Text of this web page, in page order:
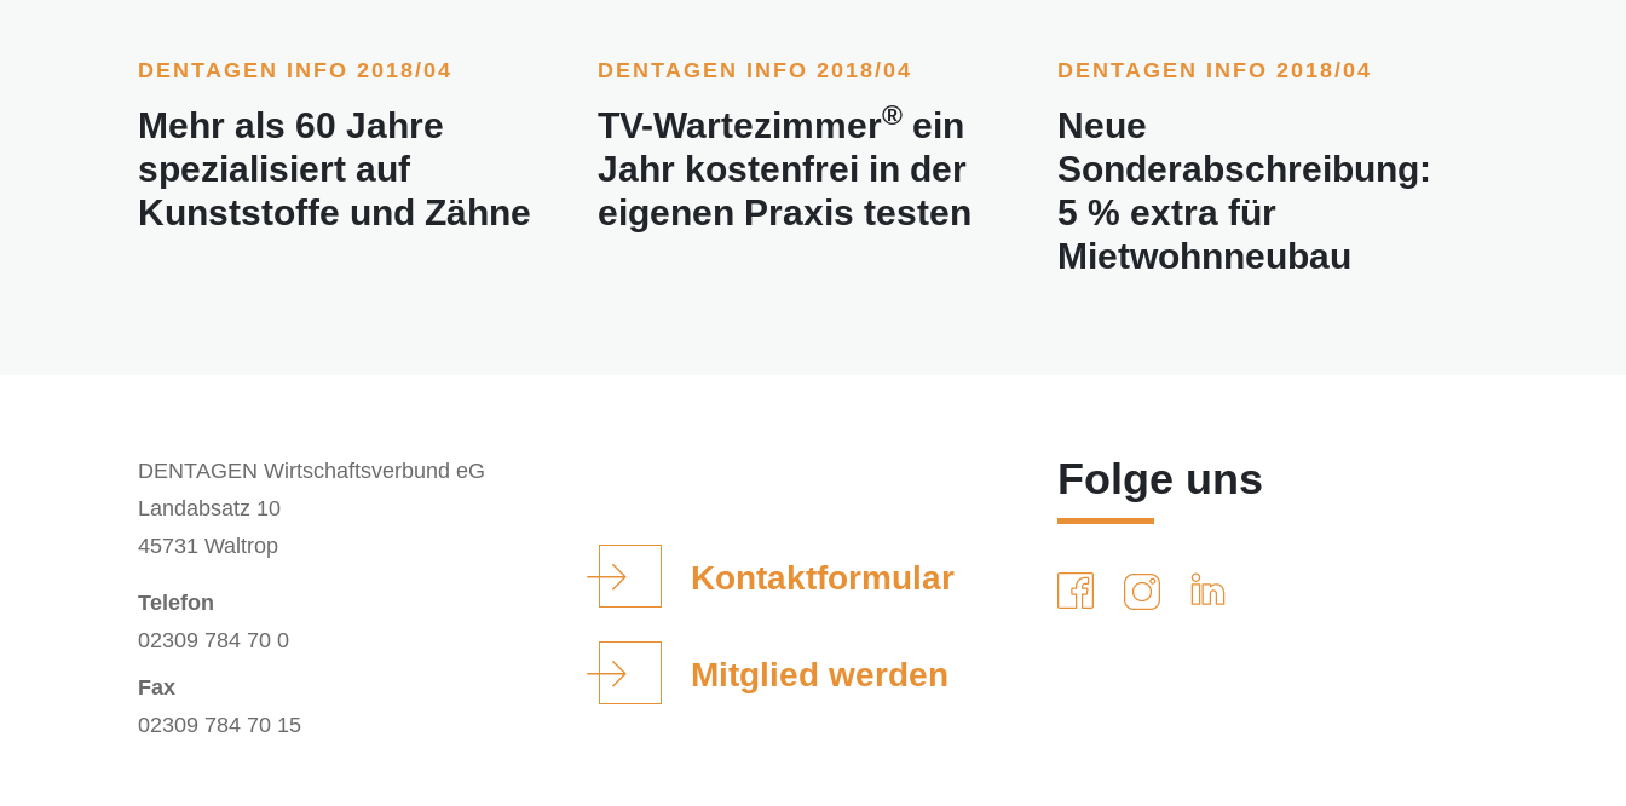
DENTAGEN INFO 2018/04
Mehr als 60 Jahre
spezialisiert auf
Kunststoffe und Zähne
DENTAGEN INFO 2018/04
TV-Wartezimmer® ein
Jahr kostenfrei in der
eigenen Praxis testen
DENTAGEN INFO 2018/04
Neue
Sonderabschreibung:
5 % extra für
Mietwohnneubau
DENTAGEN Wirtschaftsverbund eG
Landabsatz 10
45731 Waltrop
Telefon
02309 784 70 0
Fax
02309 784 70 15
Kontaktformular
Mitglied werden
Folge uns